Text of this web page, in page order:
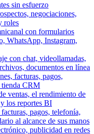
sin esfuerzo
negociaciones,
roles
con formularios
WhatsApp, Instagram,
con chat, videollamadas,
documentos en línea
facturas, pagos,
tienda CRM
ventas, el rendimiento de
los reportes BI
pagos, telefonía,
al alcance de sus manos
publicidad en redes